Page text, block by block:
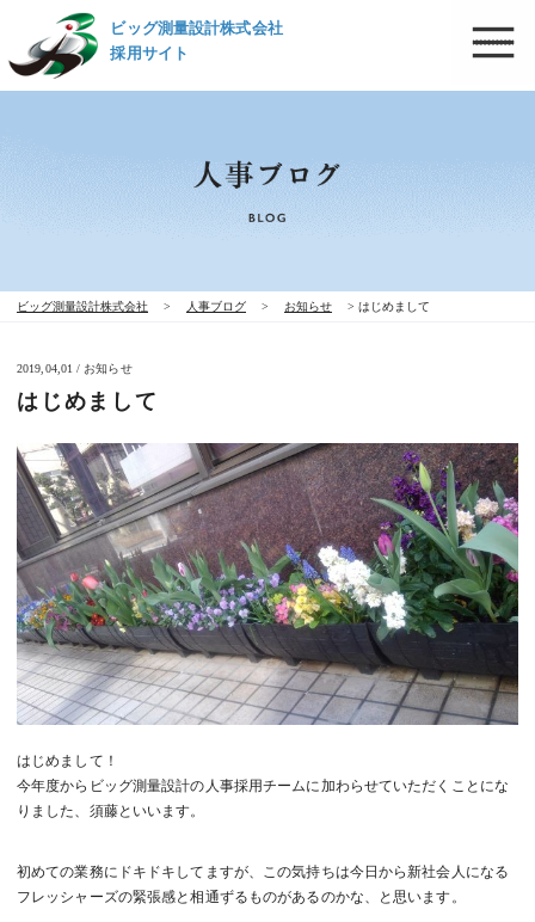
ビッグ測量設計株式会社
採用サイト
ビッグ測量設計株式会社 > 人事ブログ > お知らせ > はじめまして
2019,04,01 / お知らせ
はじめまして
はじめまして！
今年度からビッグ測量設計の人事採用チームに加わらせていただくことにな
りました、須藤といいます。
初めての業務にドキドキしてますが、この気持ちは今日から新社会人になる
フレッシャーズの緊張感と相通ずるものがあるのかな、と思います。